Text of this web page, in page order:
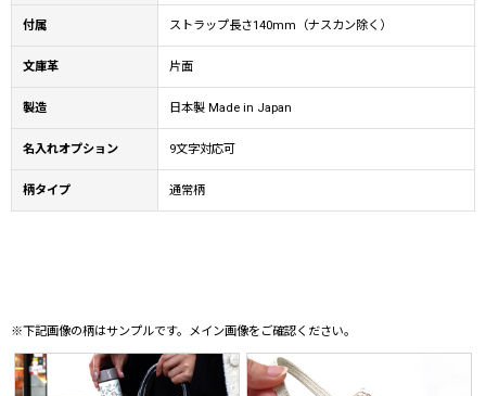
付属 ストラップ長さ140mm（ナスカン除く）
文庫革 片面
製造 日本製 Made in Japan
名入れオプション 9文字対応可
柄タイプ 通常柄
※下記画像の柄はサンプルです。メイン画像をご確認ください。